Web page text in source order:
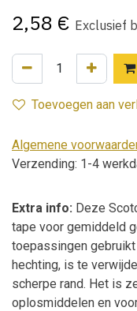
2,58 € Exclusief
Toevoegen aan
Algemene
Verzending: 1-4
Extra info: Deze
tape voor gemiddeld
toepassingen
hechting, is te
scherpe rand. Het is
oplosmiddelen en